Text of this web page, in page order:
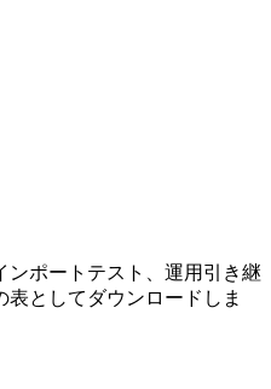
ンポートテスト、運用引き継
としてダウンロードしま